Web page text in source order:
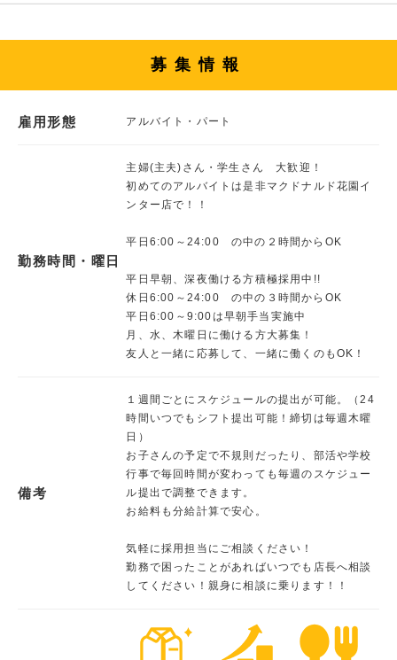
募集情報
雇用形態 アルバイト・パート
勤務時間・曜日
主婦(主夫)さん・学生さん 大歓迎！
初めてのアルバイトは是非マクドナルド花園イ
ンター店で！！
平日6:00～24:00 の中の２時間からOK
平日早朝、深夜働ける方積極採用中!!
休日6:00～24:00 の中の３時間からOK
平日6:00～9:00は早朝手当実施中
月、水、木曜日に働ける方大募集！
友人と一緒に応募して、一緒に働くのもOK！
備考
１週間ごとにスケジュールの提出が可能。（24
時間いつでもシフト提出可能！締切は毎週木曜
日）
お子さんの予定で不規則だったり、部活や学校
行事で毎回時間が変わっても毎週のスケジュー
ル提出で調整できます。
お給料も分給計算で安心。
気軽に採用担当にご相談ください！
勤務で困ったことがあればいつでも店長へ相談
してください！親身に相談に乗ります！！